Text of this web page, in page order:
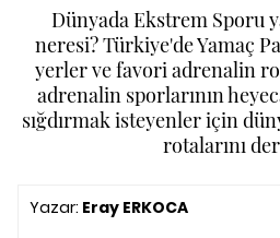
Dünyada Ekstrem Sporu
neresi? Türkiye'de Yamaç
yerler ve favori adrenalin
adrenalin sporlarının
sığdırmak isteyenler için
rotalarını
Yazar: Eray ERKOCA